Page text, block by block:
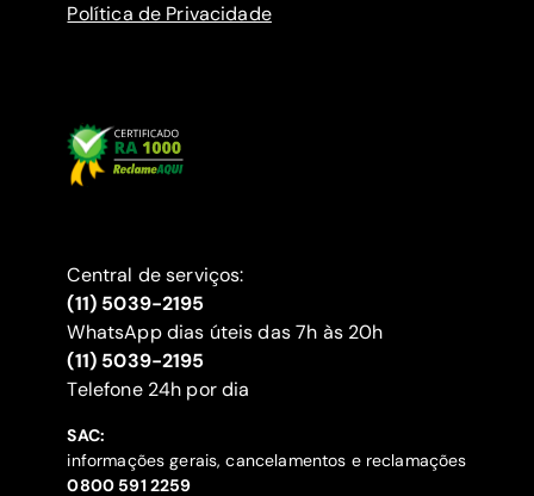
Política de Privacidade
Central de serviços:
(11) 5039-2195
WhatsApp dias úteis das 7h às 20h
(11) 5039-2195
‍Telefone 24h por dia
SAC:
informações gerais, cancelamentos e reclamações
‍0800 591 2259